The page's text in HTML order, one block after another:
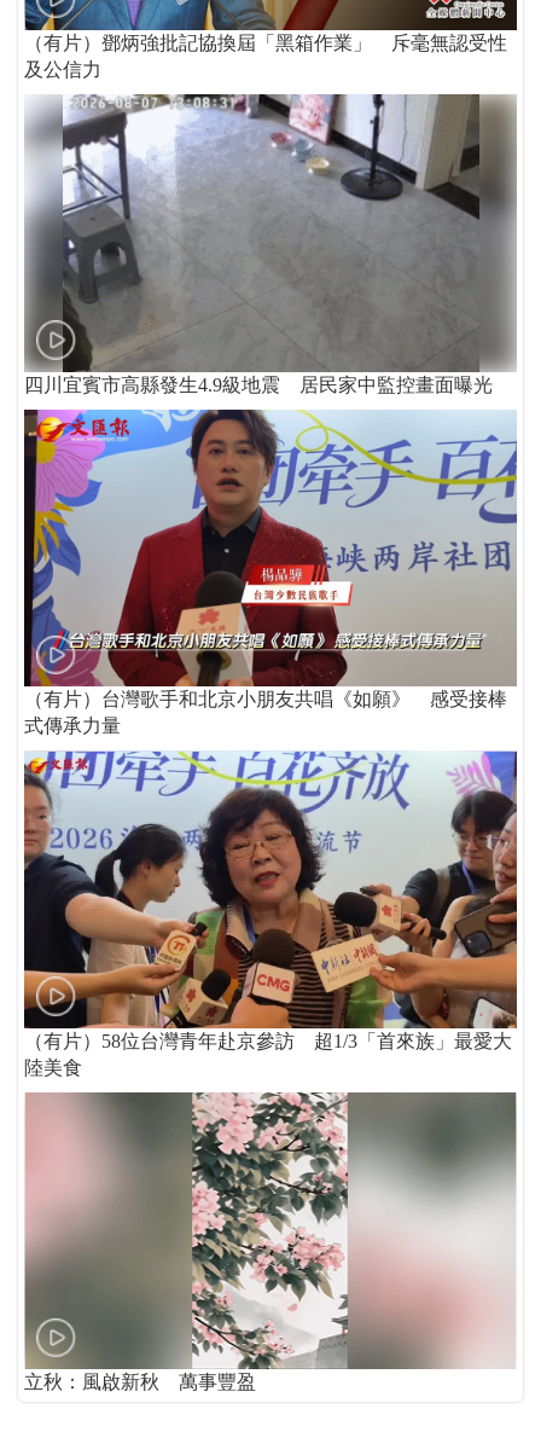
（有片）鄧炳強批記協換屆「黑箱作業」 斥毫無認受性
及公信力
四川宜賓市高縣發生4.9級地震 居民家中監控畫面曝光
（有片）台灣歌手和北京小朋友共唱《如願》 感受接棒
式傳承力量
（有片）58位台灣青年赴京參訪 超1/3「首來族」最愛大
陸美食
立秋：風啟新秋 萬事豐盈